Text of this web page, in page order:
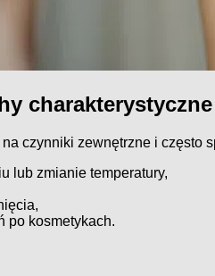
charakterystyczne
czynniki zewnętrzne i często
lub zmianie temperatury,
po kosmetykach.